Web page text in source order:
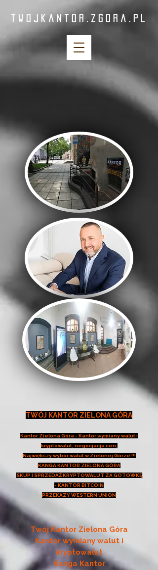
twojkantor.zgora.pl
TWÓJ KANTOR ZIELONA GÓRA
Kantor Zielona Góra - Kantor wymiany walut i
kryptowalut, negocjacja cen,
Największy wybór walut w Zielonej Górze !!!
KANGA KANTOR ZIELONA GÓRA
SKUP I SPRZEDAŻ KRYPTOWALUT ZA GOTÓWKĘ
- KANTOR BITCOIN
PRZEKAZY WESTERN UNION
Twój Kantor Zielona Góra
Kantor wymiany walut i
kryptowalut
Kanga Kantor